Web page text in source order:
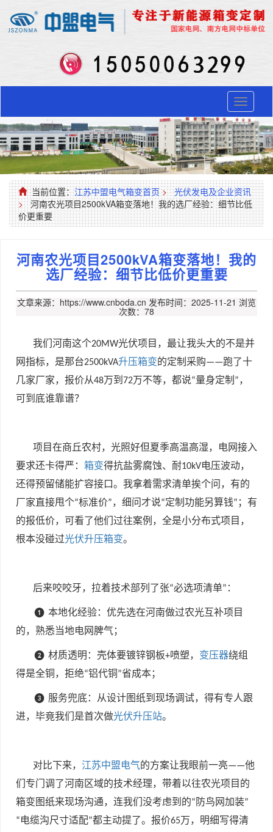
Toggle
当前位置：江苏中盟电气箱变首页 >
光伏发电及企业资讯
> 河南农光项目2500kVA箱变落地！我的选厂经验：细节比低
价更重要
河南农光项目2500kVA箱变落地！我的
选厂经验：细节比低价更重要
文章来源：https://www.cnboda.cn 发布时间：2025-11-21 浏览
次数：78
我们河南这个20MW光伏项目，最让我头大的不是并
网指标，是那台2500kVA升压箱变的定制采购——跑了十
几家厂家，报价从48万到 72万不等，都说“量身定制 ”，
可到底谁靠谱？
项目在商丘农村，光照好但夏季高温高湿，电网接入
要求还卡得严： 箱变得抗盐雾腐蚀、耐10kV电压波动，
还得预留储能扩容接口。我拿着需求清单挨个问，有的
厂家直接甩个“标准价”，细问才说“定制功能另算钱” ；有
的报低价，可看了他们过往案例，全是小分布式项目，
根本没碰过光伏升压箱变。
后来咬咬牙，拉着技术部列了张“必选项清单” ：
❶ 本地化经验：优先选在河南做过农光互补项目
的，熟悉当地电网脾气；
❷ 材质透明：壳体要镀锌钢板+喷塑， 变压器绕组
得是全铜，拒绝“铝代铜 ”省成本；
❸ 服务兜底：从设计图纸到现场调试，得有专人跟
进，毕竟我们是首次做光伏升压站。
对比下来， 江苏中盟电气的方案让我眼前一亮——他
们专门调了河南区域的技术经理，带着以往农光项目的
箱变图纸来现场沟通，连我们没考虑到的“ 防鸟网加装”
“电缆沟尺寸适配”都主动提了。报价65万，明细写得清